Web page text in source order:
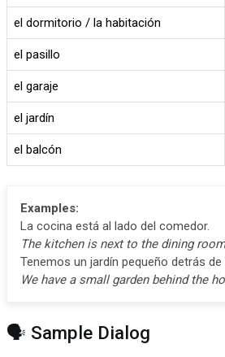
el dormitorio / la habitación
el pasillo
el garaje
el jardín
el balcón
Examples:
La cocina está al lado del comedor.
The kitchen is next to the dining
Tenemos un jardín pequeño detrás de
We have a small garden behind the
🗣️ Sample Dialog